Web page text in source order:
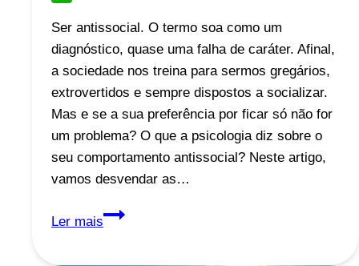
Ser antissocial. O termo soa como um
diagnóstico, quase uma falha de caráter. Afinal,
a sociedade nos treina para sermos gregários,
extrovertidos e sempre dispostos a socializar.
Mas e se a sua preferência por ficar só não for
um problema? O que a psicologia diz sobre o
seu comportamento antissocial? Neste artigo,
vamos desvendar as…
Ler mais
Você